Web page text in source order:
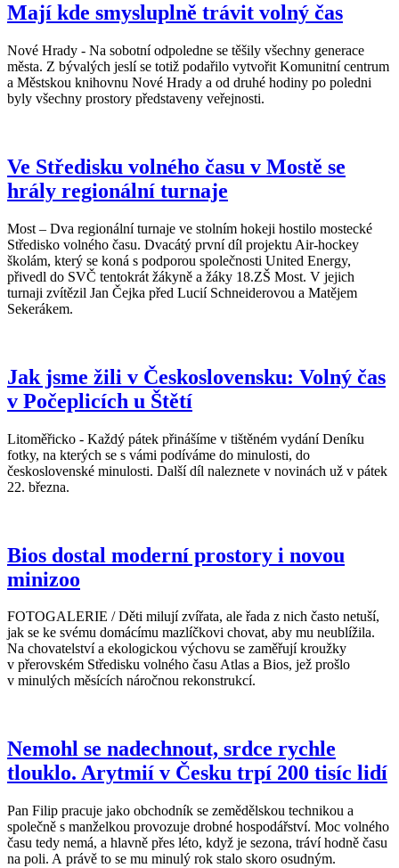
Mají kde smysluplně trávit volný čas
Nové Hrady - Na sobotní odpoledne se těšily všechny generace
města. Z bývalých jeslí se totiž podařilo vytvořit Komunitní centrum
a Městskou knihovnu Nové Hrady a od druhé hodiny po poledni
byly všechny prostory představeny veřejnosti.
Ve Středisku volného času v Mostě se
hrály regionální turnaje
Most – Dva regionální turnaje ve stolním hokeji hostilo mostecké
Středisko volného času. Dvacátý první díl projektu Air-hockey
školám, který se koná s podporou společnosti United Energy,
přivedl do SVČ tentokrát žákyně a žáky 18.ZŠ Most. V jejich
turnaji zvítězil Jan Čejka před Lucií Schneiderovou a Matějem
Sekerákem.
Jak jsme žili v Československu: Volný čas
v Počeplicích u Štětí
Litoměřicko - Každý pátek přinášíme v tištěném vydání Deníku
fotky, na kterých se s vámi podíváme do minulosti, do
československé minulosti. Další díl naleznete v novinách už v pátek
22. března.
Bios dostal moderní prostory i novou
minizoo
FOTOGALERIE / Děti milují zvířata, ale řada z nich často netuší,
jak se ke svému domácímu mazlíčkovi chovat, aby mu neublížila.
Na chovatelství a ekologickou výchovu se zaměřují kroužky
v přerovském Středisku volného času Atlas a Bios, jež prošlo
v minulých měsících náročnou rekonstrukcí.
Nemohl se nadechnout, srdce rychle
tlouklo. Arytmií v Česku trpí 200 tisíc lidí
Pan Filip pracuje jako obchodník se zemědělskou technikou a
společně s manželkou provozuje drobné hospodářství. Moc volného
času tedy nemá, a hlavně přes léto, když je sezona, tráví hodně času
na poli. A právě to se mu minulý rok stalo skoro osudným.